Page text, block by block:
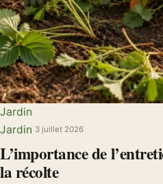
Jardin
Jardin 3 juillet 2026
L’importance de
la récolte